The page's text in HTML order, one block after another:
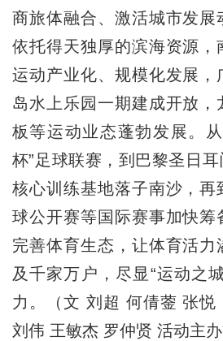
商旅体融合、激活城市发展
依托得天独厚的滨海资源，
运动产业化、规模化发展，
岛水上乐园一期建成开放，
板等运动业态蓬勃发展。
杯”足球联赛，到巴黎圣日耳
核心训练基地落子南沙，再
球公开赛等国际赛事加快筹
完善体育生态，让体育活力
及千家万户，尽显“运动之
力。（文 刘超 何倩蓥 张悦
刘伟 王敏杰 罗仲贤 活动主办